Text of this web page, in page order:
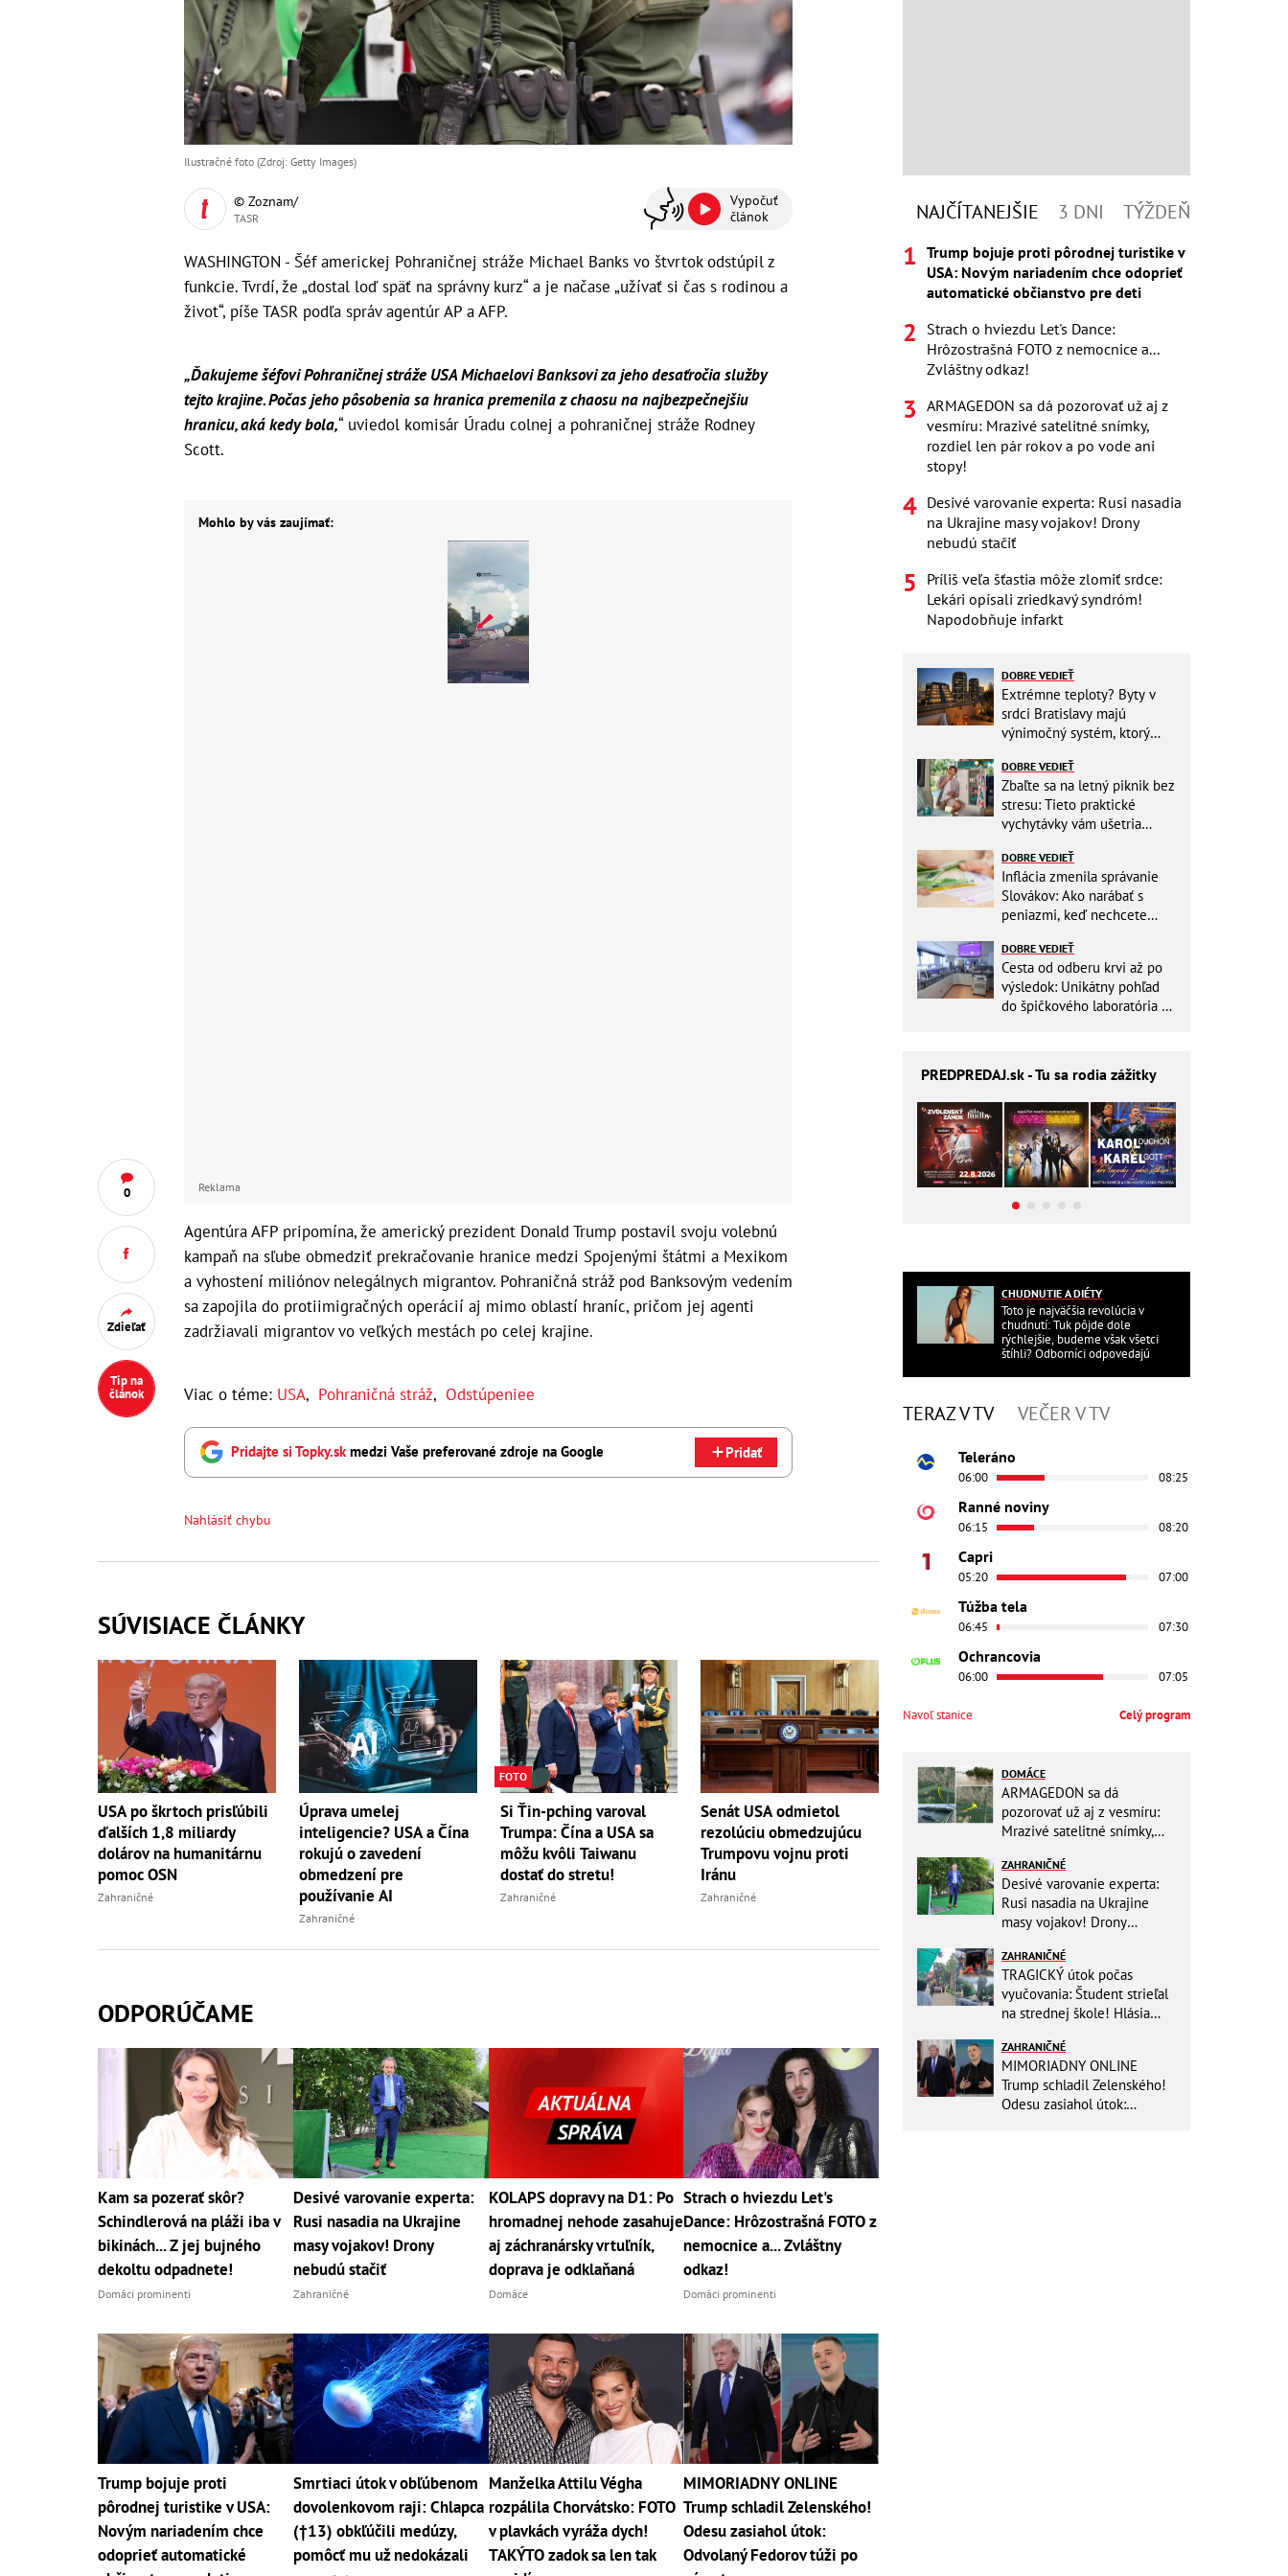
0
Zdieľať
Tip na
článok
Ilustračné foto (Zdroj: Getty Images)
© Zoznam/
TASR
Vypočuť
článok
WASHINGTON - Šéf americkej Pohraničnej stráže Michael Banks vo štvrtok odstúpil z
funkcie. Tvrdí, že „dostal loď späť na správny kurz“ a je načase „užívať si čas s rodinou a
život“, píše TASR podľa správ agentúr AP a AFP.
„Ďakujeme šéfovi Pohraničnej stráže USA Michaelovi Banksovi za jeho desaťročia služby
tejto krajine. Počas jeho pôsobenia sa hranica premenila z chaosu na najbezpečnejšiu
hranicu, aká kedy bola,“ uviedol komisár Úradu colnej a pohraničnej stráže Rodney
Scott.
Mohlo by vás zaujímať:
Reklama
Agentúra AFP pripomína, že americký prezident Donald Trump postavil svoju volebnú
kampaň na sľube obmedziť prekračovanie hranice medzi Spojenými štátmi a Mexikom
a vyhostení miliónov nelegálnych migrantov. Pohraničná stráž pod Banksovým vedením
sa zapojila do protiimigračných operácií aj mimo oblastí hraníc, pričom jej agenti
zadržiavali migrantov vo veľkých mestách po celej krajine.
Viac o téme: USA, Pohraničná stráž, Odstúpeniee
Pridajte si Topky.skmedzi Vaše preferované zdroje na Google Pridať
Nahlásiť chybu
SÚVISIACE ČLÁNKY
USA po škrtoch prisľúbili
ďalších 1,8 miliardy
dolárov na humanitárnu
pomoc OSN
Zahraničné
Úprava umelej
inteligencie? USA a Čína
rokujú o zavedení
obmedzení pre
používanie AI
Zahraničné
FOTO
Si Ťin-pching varoval
Trumpa: Čína a USA sa
môžu kvôli Taiwanu
dostať do stretu!
Zahraničné
Senát USA odmietol
rezolúciu obmedzujúcu
Trumpovu vojnu proti
Iránu
Zahraničné
ODPORÚČAME
Kam sa pozerať skôr?
Schindlerová na pláži iba v
bikinách... Z jej bujného
dekoltu odpadnete!
Domáci prominenti
Desivé varovanie experta:
Rusi nasadia na Ukrajine
masy vojakov! Drony
nebudú stačiť
Zahraničné
KOLAPS dopravy na D1: Po
hromadnej nehode zasahuje
aj záchranársky vrtuľník,
doprava je odklaňaná
Domáce
Strach o hviezdu Let's
Dance: Hrôzostrašná FOTO z
nemocnice a... Zvláštny
odkaz!
Domáci prominenti
Trump bojuje proti
pôrodnej turistike v USA:
Novým nariadením chce
odoprieť automatické
Smrtiaci útok v obľúbenom
dovolenkovom raji: Chlapca
(†13) obkľúčili medúzy,
pomôcť mu už nedokázali
Manželka Attilu Végha
rozpálila Chorvátsko: FOTO
v plavkách vyráža dych!
TAKÝTO zadok sa len tak
MIMORIADNY ONLINE
Trump schladil Zelenského!
Odesu zasiahol útok:
Odvolaný Fedorov túži po
NAJČÍTANEJŠIE 3 DNI TÝŽDEŇ
Trump bojuje proti pôrodnej turistike v
USA: Novým nariadením chce odoprieť
automatické občianstvo pre deti
Strach o hviezdu Let's Dance:
Hrôzostrašná FOTO z nemocnice a...
Zvláštny odkaz!
ARMAGEDON sa dá pozorovať už aj z
vesmíru: Mrazivé satelitné snímky,
rozdiel len pár rokov a po vode ani
stopy!
Desivé varovanie experta: Rusi nasadia
na Ukrajine masy vojakov! Drony
nebudú stačiť
Príliš veľa šťastia môže zlomiť srdce:
Lekári opísali zriedkavý syndróm!
Napodobňuje infarkt
DOBRE VEDIEŤ
Extrémne teploty? Byty v
srdci Bratislavy majú
výnimočný systém, ktorý
DOBRE VEDIEŤ
Zbaľte sa na letný piknik bez
stresu: Tieto praktické
vychytávky vám ušetria
DOBRE VEDIEŤ
Inflácia zmenila správanie
Slovákov: Ako narábať s
peniazmi, keď nechcete
DOBRE VEDIEŤ
Cesta od odberu krvi až po
výsledok: Unikátny pohľad
do špičkového laboratória na
PREDPREDAJ.sk - Tu sa rodia zážitky
CHUDNUTIE A DIÉTY
Toto je najväčšia revolúcia v
chudnutí: Tuk pôjde dole
rýchlejšie, budeme však všetci
štíhli? Odborníci odpovedajú
TERAZ V TV VEČER V TV
Teleráno
06:00 08:25
Ranné noviny
06:15 08:20
Capri
05:20 07:00
Túžba tela
06:45 07:30
Ochrancovia
06:00 07:05
Navoľ stanice Celý program
DOMÁCE
ARMAGEDON sa dá
pozorovať už aj z vesmíru:
Mrazivé satelitné snímky,
vode ani stopy!
ZAHRANIČNÉ
Desivé varovanie experta:
Rusi nasadia na Ukrajine
masy vojakov! Drony
ZAHRANIČNÉ
TRAGICKÝ útok počas
vyučovania: Študent strieľal
na strednej škole! Hlásia
zranených
ZAHRANIČNÉ
MIMORIADNY ONLINE
Trump schladil Zelenského!
Odesu zasiahol útok: